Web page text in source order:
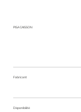
PISA CAISSON
Fabricant
Disponibilité